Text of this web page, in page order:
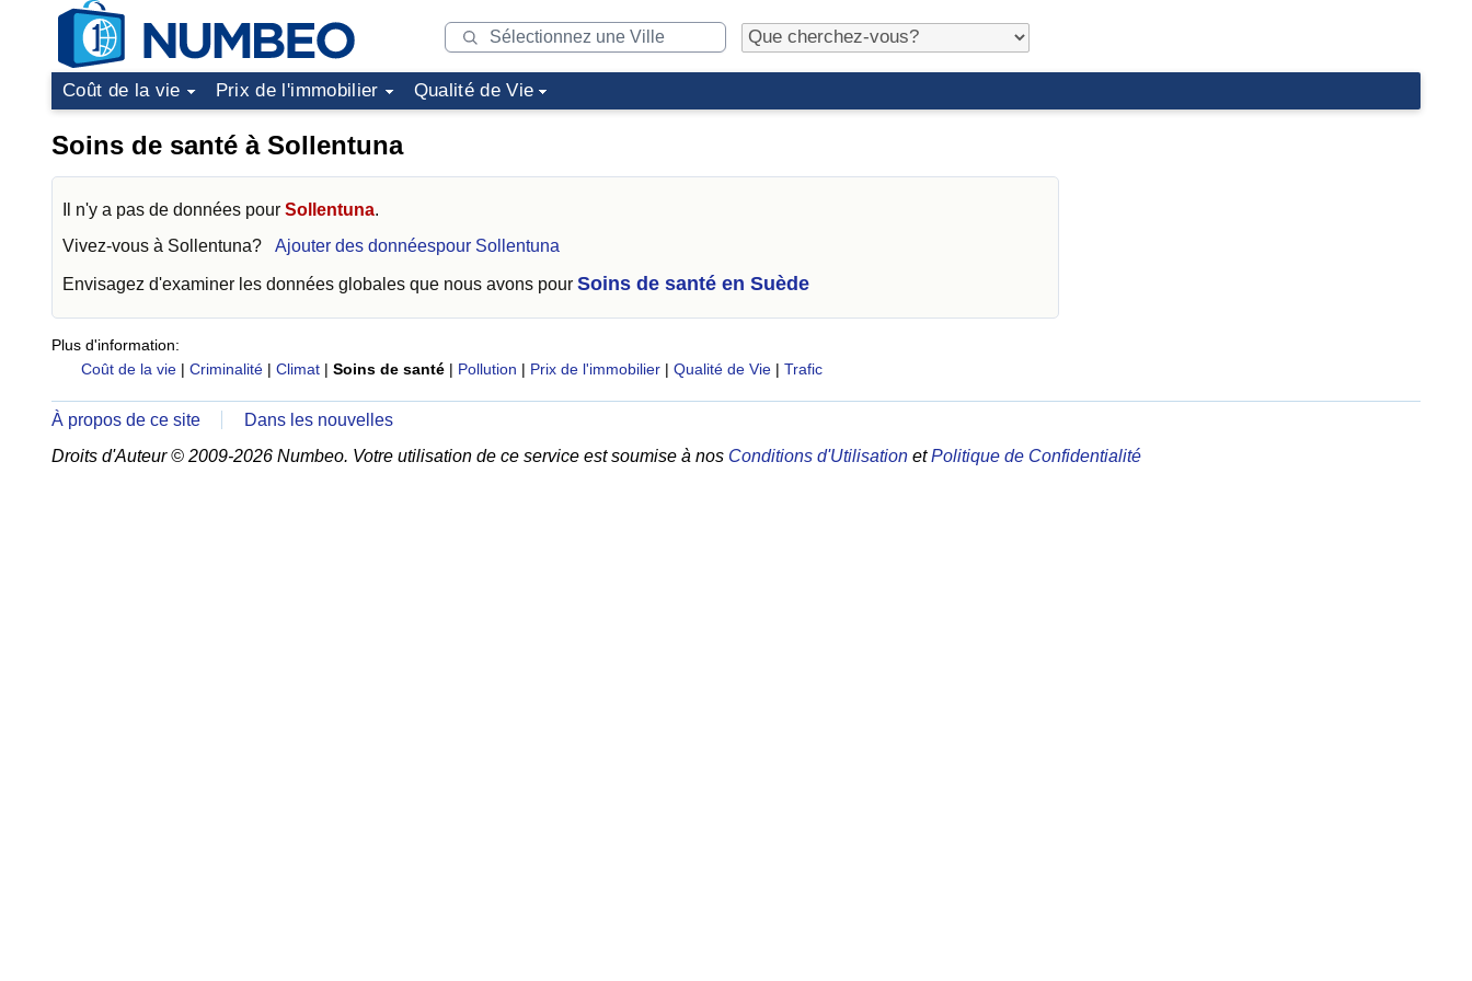
Coût de la vie Prix de l'immobilier Qualité de Vie
Soins de santé à Sollentuna
Il n'y a pas de données pour Sollentuna.
Vivez-vous à Sollentuna? Ajouter des donnéespour Sollentuna
Envisagez d'examiner les données globales que nous avons pour Soins de santé en Suède
Plus d'information:
Coût de la vie | Criminalité | Climat | Soins de santé | Pollution | Prix de l'immobilier | Qualité de Vie | Trafic
À propos de ce site
Dans les nouvelles
Droits d'Auteur © 2009-2026 Numbeo. Votre utilisation de ce service est soumise à nos Conditions d'Utilisation etPolitique de Confidentialité